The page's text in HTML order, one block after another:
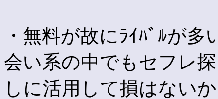
・無料が故にﾗｲﾊﾞﾙが
会い系の中でもセフレ
しに活用して損はない